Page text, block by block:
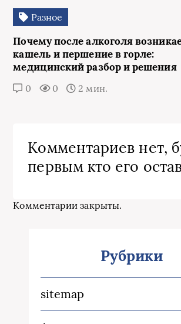
Разное
Почему после алкоголя
кашель и першение в горле:
медицинский разбор и решения
0 0 2 мин.
Комментариев нет,
первым кто его
Комментарии закрыты.
Рубрики
sitemap